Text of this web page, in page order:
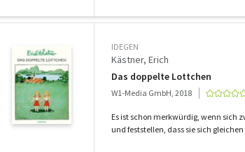
IDEGEN
Kästner, Erich
Das doppelte Lottchen
W1-Media GmbH, 2018
Es ist schon merkwürdig, wenn sich
und feststellen, dass sie sich gleichen